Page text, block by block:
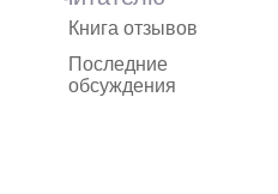
Книга отзывов
Последние
обсуждения